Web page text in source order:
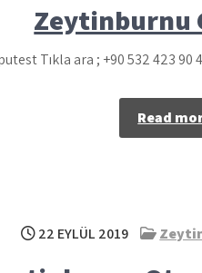
Zeytinburnu
Tıkla ara ; +90 532 423
Read
22 EYLÜL 2019